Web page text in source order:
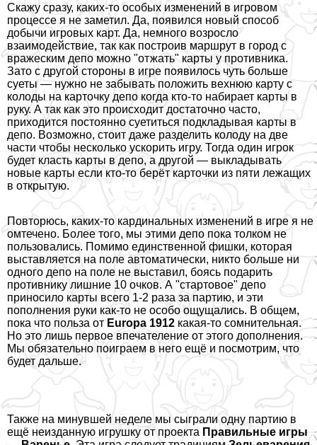
Скажу сразу, каких-то особых изменений в игровом
процессе я не заметил. Да, появился новый способ
добычи игровых карт. Да, немного возросло
взаимодействие, так как построив маршрут в город с
вражеским депо можно "отжать" карты у противника.
Зато с другой стороны в игре появилось чуть больше
суеты — нужно не забывать положить вехнюю карту с
колоды на карточку депо когда кто-то набирает карты в
руку. А так как это происходит достаточно часто,
приходится постоянно суетиться подкладывая карты в
депо. Возможно, стоит даже разделить колоду на две
части чтобы несколько ускорить игру. Тогда один игрок
будет класть карты в депо, а другой — выкладывать
новые карты если кто-то берёт карточки из пяти лежащих
в открытую.
Повторюсь, каких-то кардинальных изменений в игре я не
омтечено. Более того, мы этими депо пока толком не
пользовались. Помимо единственной фишки, которая
выставляется на поле автоматически, никто больше ни
одного депо на поле не выставил, боясь подарить
противнику лишние 10 очков. А "стартовое" депо
приносило карты всего 1-2 раза за партию, и эти
пополнения руки как-то не особо ощущались. В общем,
пока что польза от Europa 1912 какая-то сомнительная.
Но это лишь первое впечателение от этого дополнения.
Мы обязательно поиграем в него ещё и посмотрим, что
будет дальше.
Также на минувшей неделе мы сыграли одну партию в
ещё неизданную игрушку от проекта Правильные игры